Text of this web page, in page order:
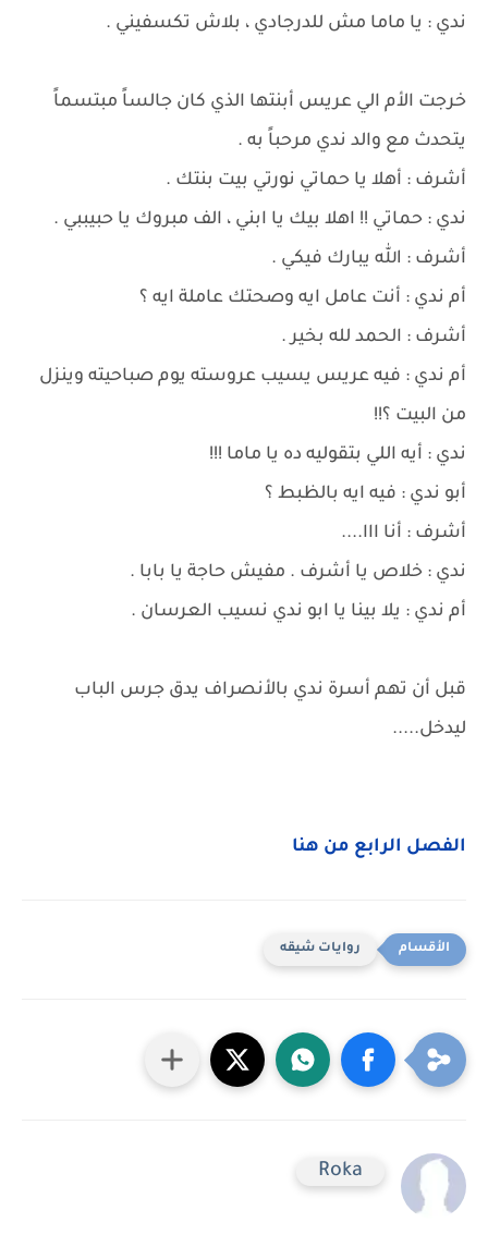
ندي : يا ماما مش للدرجادي ، بلاش تكسفيني .
خرجت الأم الي عريس أبنتها الذي كان جالساً مبتسماً
يتحدث مع والد ندي مرحباً به .
أشرف : أهلا يا حماتي نورتي بيت بنتك .
ندي : حماتي !! اهلا بيك يا ابني ، الف مبروك يا حبيببي .
أشرف : الله يبارك فيكي .
أم ندي : أنت عامل ايه وصحتك عاملة ايه ؟
أشرف : الحمد لله بخير .
أم ندي : فيه عريس يسيب عروسته يوم صباحيته وينزل
من البيت ؟!!
ندي : أيه اللي بتقوليه ده يا ماما !!!
أبو ندي : فيه ايه بالظبط ؟
أشرف : أنا ااا....
ندي : خلاص يا أشرف . مفيش حاجة يا بابا .
أم ندي : يلا بينا يا ابو ندي نسيب العرسان .
قبل أن تهم أسرة ندي بالأنصراف يدق جرس الباب
ليدخل.....
الفصل الرابع من هنا
روايات شيقه
Roka